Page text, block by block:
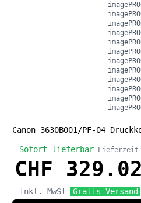
Canon 3630B001/PF-04
Sofort lieferbar Lieferzeit
CHF 329.02
inkl. MwSt
Gratis Versand